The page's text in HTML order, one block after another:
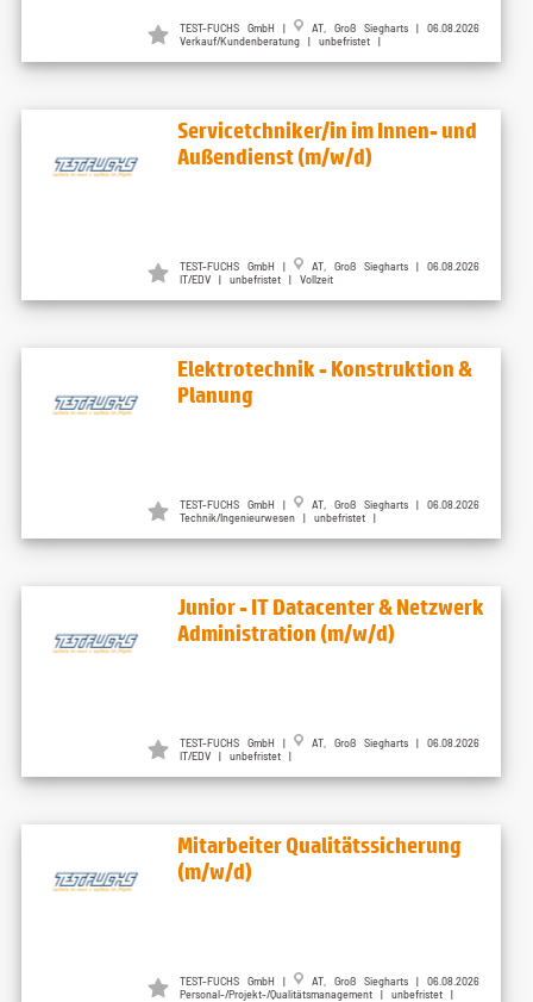
TEST-FUCHS GmbH |
AT, Groß Siegharts | 06.08.2026
Verkauf/Kundenberatung | unbefristet |
Servicetchniker/in im Innen- und
Außendienst (m/w/d)
TEST-FUCHS GmbH |
AT, Groß Siegharts | 06.08.2026
IT/EDV | unbefristet | Vollzeit
Elektrotechnik - Konstruktion &
Planung
TEST-FUCHS GmbH |
AT, Groß Siegharts | 06.08.2026
Technik/Ingenieurwesen | unbefristet |
Junior - IT Datacenter & Netzwerk
Administration (m/w/d)
TEST-FUCHS GmbH |
AT, Groß Siegharts | 06.08.2026
IT/EDV | unbefristet |
Mitarbeiter Qualitätssicherung
(m/w/d)
TEST-FUCHS GmbH |
AT, Groß Siegharts | 06.08.2026
Personal-/Projekt-/Qualitätsmanagement | unbefristet |